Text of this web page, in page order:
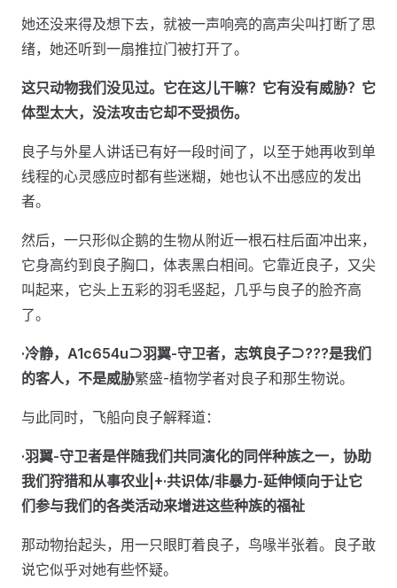
她还没来得及想下去，就被一声响亮的高声尖叫打断了思
绪，她还听到一扇推拉门被打开了。
这只动物我们没见过。它在这儿干嘛？它有没有威胁？它
体型太大，没法攻击它却不受损伤。
良子与外星人讲话已有好一段时间了，以至于她再收到单
线程的心灵感应时都有些迷糊，她也认不出感应的发出
者。
然后，一只形似企鹅的生物从附近一根石柱后面冲出来，
它身高约到良子胸口，体表黑白相间。它靠近良子，又尖
叫起来，它头上五彩的羽毛竖起，几乎与良子的脸齐高
了。
·冷静，A1c654u⊃羽翼-守卫者，志筑良子⊃???是我们
的客人，不是威胁繁盛-植物学者对良子和那生物说。
与此同时，飞船向良子解释道：
·羽翼-守卫者是伴随我们共同演化的同伴种族之一，协助
我们狩猎和从事农业|+·共识体/非暴力-延伸倾向于让它
们参与我们的各类活动来增进这些种族的福祉
那动物抬起头，用一只眼盯着良子，鸟喙半张着。良子敢
说它似乎对她有些怀疑。